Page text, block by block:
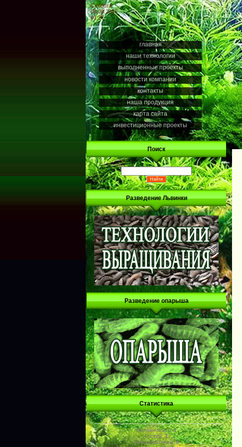
Суббота
08.08.2026
01:27
главная
наши технологии
выполненные проекты
новости компании
контакты
наша продукция
карта сайта
инвестиционные проекты
Поиск
Разведение Львинки
Разведение опарыша
Статистика
Онлайн всего:1
Гостей:1
Пользователей:0